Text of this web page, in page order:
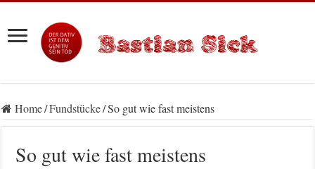
Home/Fundstücke/So gut wie fast meistens
So gut wie fast meistens